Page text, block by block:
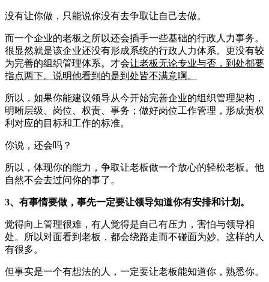
没有让你做，只能说你没有去争取让自己去做。
而一个企业的老板之所以还会插手一些基础的行政人力事务。
很显然就是该企业还没有形成系统的行政人力体系。更没有较
为完善的组织管理体系。才会让老板无论专业与否，到处都要
指点两下。说明他看到的是到处皆不满意啊。
所以，如果你能建议领导从今开始完善企业的组织管理架构，
明晰层级、岗位、权责、事务；做好岗位工作管理，形成责权
利对应的目标和工作的标准。
你说，还会吗？
所以，体现你的能力，争取让老板做一个放心的轻松老板。他
自然不会去过问你的事了。
3、有事情要做，事先一定要让领导知道你有安排和计划。
觉得向上管理很难，有人觉得是自己有压力，害怕与领导相
处。所以对面看到老板，都会绕路走而不碰面为妙。这样的人
有很多。
但事实是一个有想法的人，一定要让老板能知道你，熟悉你。